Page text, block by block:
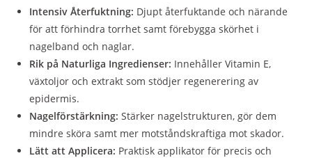
Intensiv Återfuktning: Djupt återfuktande och närande
för att förhindra torrhet samt förebygga skörhet i
nagelband och naglar.
Rik på Naturliga Ingredienser: Innehåller Vitamin E,
växtoljor och extrakt som stödjer regenerering av
epidermis.
Nagelförstärkning: Stärker nagelstrukturen, gör dem
mindre sköra samt mer motståndskraftiga mot skador.
Lätt att Applicera: Praktisk applikator för precis och